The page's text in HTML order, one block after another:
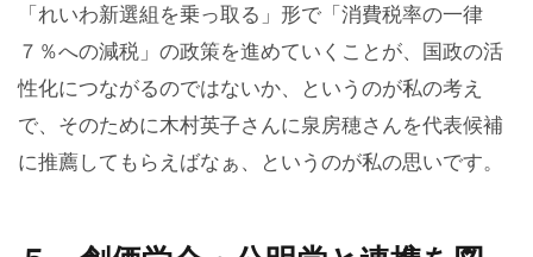
「れいわ新選組を乗っ取る」形で「消費税率の一律
７％への減税」の政策を進めていくことが、国政の活
性化につながるのではないか、というのが私の考え
で、そのために木村英子さんに泉房穂さんを代表候補
に推薦してもらえばなぁ、というのが私の思いです。